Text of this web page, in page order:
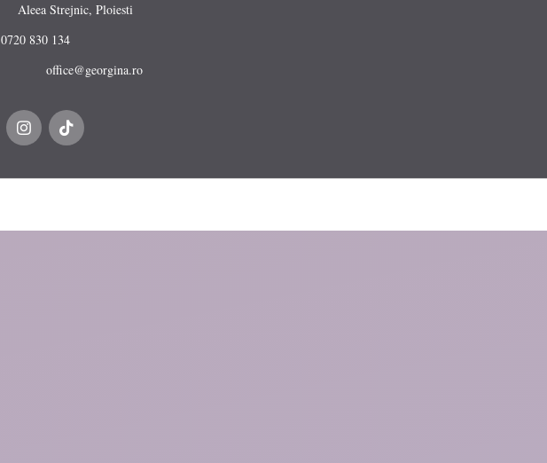
Aleea Strejnic, Ploiesti
0720 830 134
office@georgina.ro